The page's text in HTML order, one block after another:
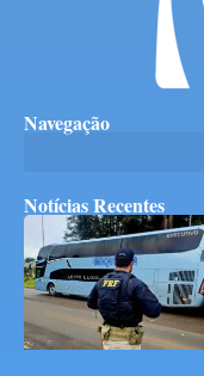
Navegação
Notícias Recentes